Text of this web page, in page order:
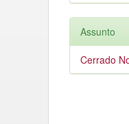
Assunto
Cerrado